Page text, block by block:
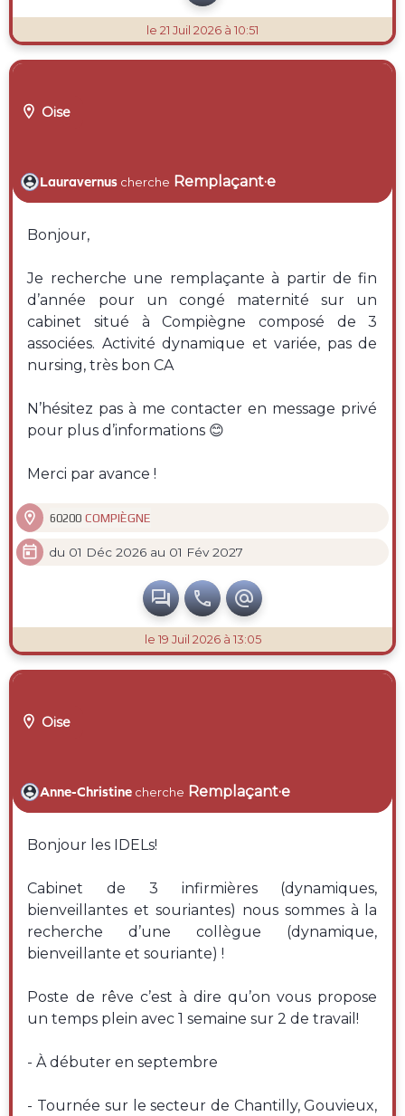
le 21 Juil 2026 à 10:51
 Oise
Lauravernus cherche Remplaçant·e
Bonjour,
Je recherche une remplaçante à partir de fin
d’année pour un congé maternité sur un
cabinet situé à Compiègne composé de 3
associées. Activité dynamique et variée, pas de
nursing, très bon CA
N’hésitez pas à me contacter en message privé
pour plus d’informations 😊
Merci par avance !
 60200 COMPIÈGNE
 du 01 Déc 2026 au 01 Fév 2027
  
le 19 Juil 2026 à 13:05
 Oise
Anne-Christine cherche Remplaçant·e
Bonjour les IDELs!
Cabinet de 3 infirmières (dynamiques,
bienveillantes et souriantes) nous sommes à la
recherche d’une collègue (dynamique,
bienveillante et souriante) !
Poste de rêve c’est à dire qu’on vous propose
un temps plein avec 1 semaine sur 2 de travail!
- À débuter en septembre
- Tournée sur le secteur de Chantilly, Gouvieux,